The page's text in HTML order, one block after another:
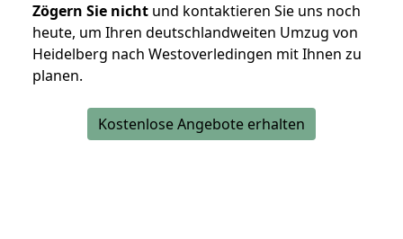
Zögern Sie nicht und kontaktieren Sie uns noch
heute, um Ihren deutschlandweiten Umzug von
Heidelberg nach Westoverledingen mit Ihnen zu
planen.
Kostenlose Angebote erhalten